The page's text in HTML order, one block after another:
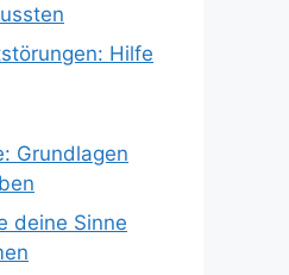
Hilfe
Grundlagen
deine Sinne